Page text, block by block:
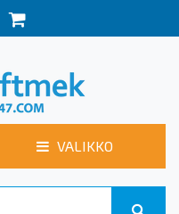
VALIKKO